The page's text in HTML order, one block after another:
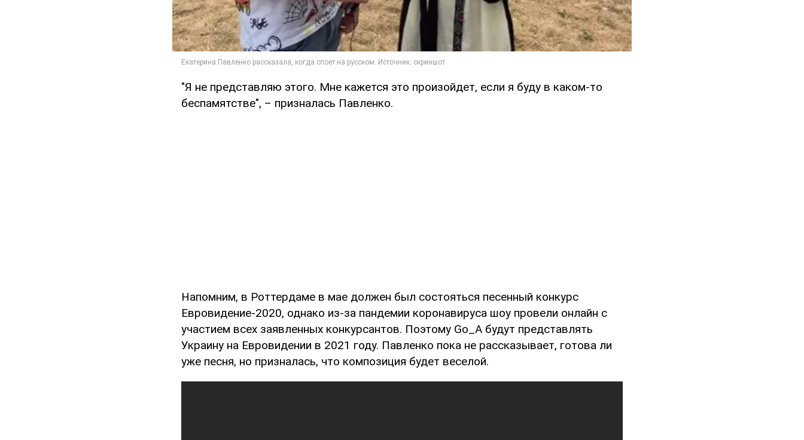
"Я не представляю этого. Мне кажется это произойдет, если я буду в каком-то
беспамятстве", – призналась Павленко.
Напомним, в Роттердаме в мае должен был состояться песенный конкурс
Евровидение-2020, однако из-за пандемии коронавируса шоу провели онлайн с
участием всех заявленных конкурсантов. Поэтому Go_A будут представлять
Украину на Евровидении в 2021 году. Павленко пока не рассказывает, готова ли
уже песня, но призналась, что композиция будет веселой.